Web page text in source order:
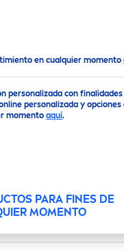
en cualquier momento
personalizada con finalidades
personalizada y opciones
momentoaquí.
PARA FINES DE
MOMENTO
&WhiteRoll On
WHITE
72 horas de
en contra